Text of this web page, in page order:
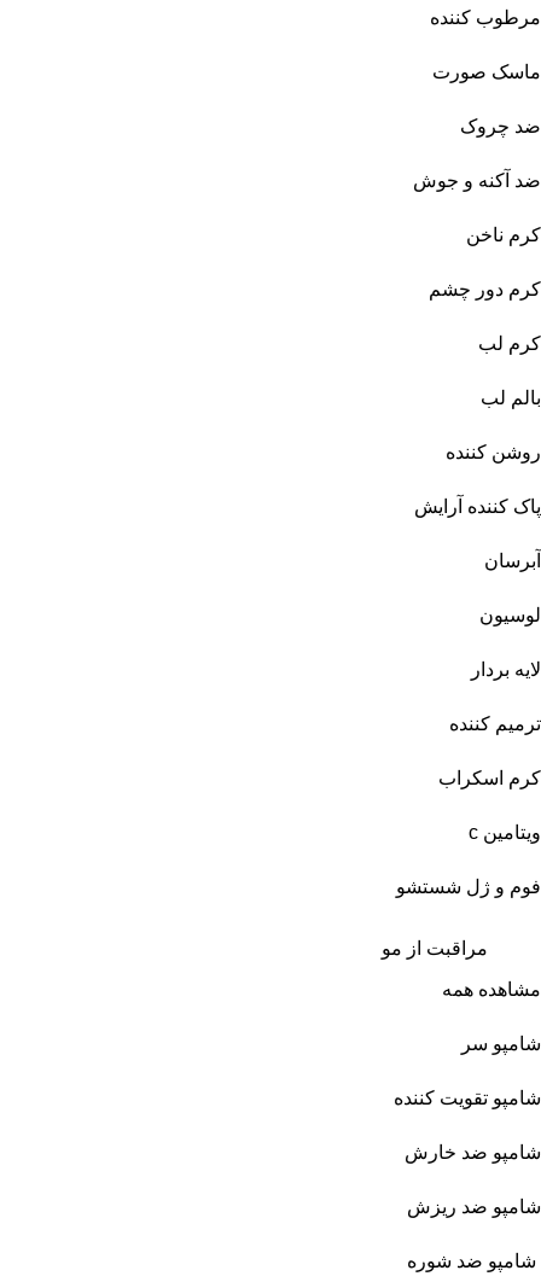
مرطوب کننده
ماسک صورت
ضد چروک
ضد آکنه و جوش
کرم ناخن
کرم دور چشم
کرم لب
بالم لب
روشن کننده
پاک کننده آرایش
آبرسان
لوسیون
لایه بردار
ترمیم کننده
کرم اسکراب
ویتامین c
فوم و ژل شستشو
مراقبت از مو
مشاهده همه
شامپو سر
شامپو تقویت کننده
شامپو ضد خارش
شامپو ضد ریزش
شامپو ضد شوره